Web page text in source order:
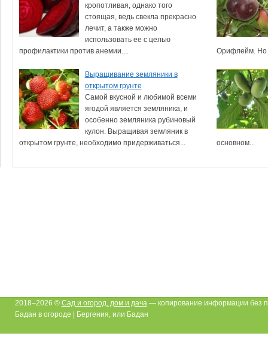
кропотливая, однако того
стоящая, ведь свекла прекрасно
лечит, а также можно
использовать ее с целью
профилактики против анемии....
Орифлейм. Но
Выращивание земляники в
открытом грунте
Самой вкусной и любимой всеми
ягодой является земляника, и
особенно земляника рубиновый
кулон. Выращивая земляник в
открытом грунте, необходимо придерживаться...
основном...
2018–2026 © Сад и огород, дом и дача— копирование информации без
Бадан в огороде | Бергения, или Бадан